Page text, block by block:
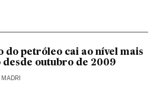
do petróleo cai ao nível mais
desde outubro de 2009
MADRI